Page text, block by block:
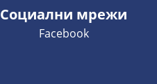
Социални мрежи
Facebook